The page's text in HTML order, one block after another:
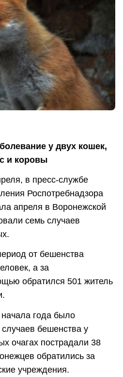
у двух кошек,
и коровы
в пресс-службе
Роспотребнадзора
апреля в Воронежской
семь случаев
от бешенства
а за
обратился 501 житель
года было
бешенства у
очагах пострадали 38
обратились за
учреждения.